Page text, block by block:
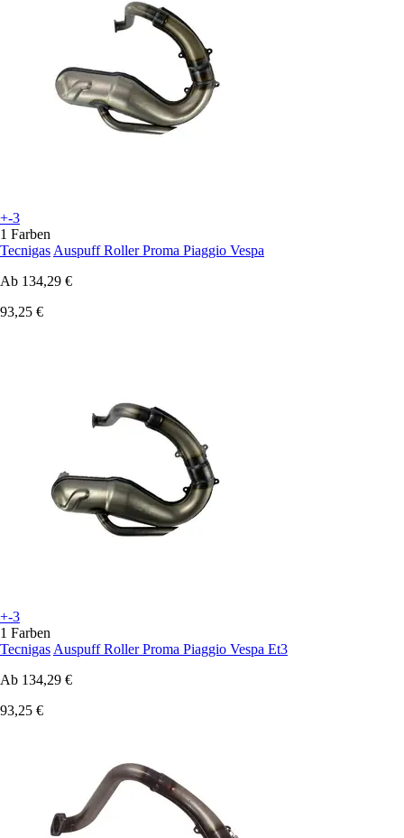
+-3
1 Farben
Tecnigas Auspuff Roller Proma Piaggio Vespa
Ab 134,29 €
93,25 €
+-3
1 Farben
Tecnigas Auspuff Roller Proma Piaggio Vespa Et3
Ab 134,29 €
93,25 €